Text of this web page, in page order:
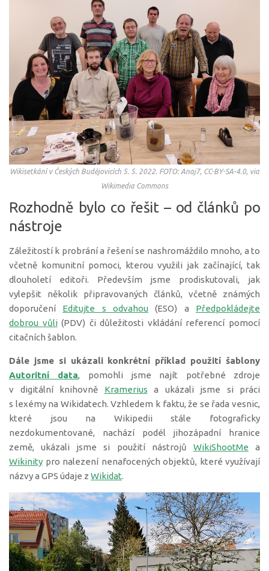
Wikisetkání v Českých Budějovicích 5. 5. 2022. FOTO: Anaj7, CC-BY-SA-4.0, via
Wikimedia Commons
Rozhodně bylo co řešit – od článků po
nástroje
Záležitostí k probrání a řešení se nashromáždilo mnoho, a to
včetně komunitní pomoci, kterou využili jak začínající, tak
dlouholetí editoři. Především jsme prodiskutovali, jak
vylepšit několik připravovaných článků, včetně známých
doporučení Editujte s odvahou (ESO) a Předpokládejte
dobrou vůli(PDV) či důležitosti vkládání referencí pomocí
citačních šablon.
Dále jsme si ukázali konkrétní příklad použití šablony
Autoritní data, pomohli jsme najít potřebné zdroje
v digitální knihovně Kramerius a ukázali jsme si práci
s lexémy na Wikidatech. Vzhledem k faktu, že se řada vesnic,
které jsou na Wikipedii stále fotograficky
nezdokumentované, nachází podél jihozápadní hranice
země, ukázali jsme si použití nástrojů WikiShootMe a
Wikinity pro nalezení nenafocených objektů, které využívají
názvy a GPS údaje z Wikidat.